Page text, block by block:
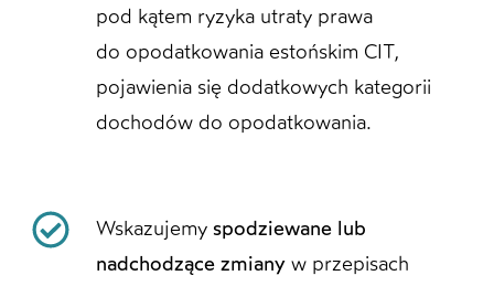
pod kątem ryzyka utraty prawa
do opodatkowania estońskim CIT,
pojawienia się dodatkowych kategorii
dochodów do opodatkowania.
Wskazujemy spodziewane lub
nadchodzące zmianyw przepisach